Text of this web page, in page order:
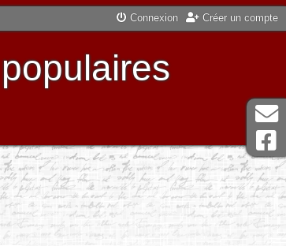
Connexion Créer un compte